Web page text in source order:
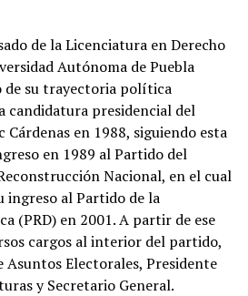
de la Licenciatura en Derecho
Autónoma de Puebla
de su trayectoria política
candidatura presidencial del
en 1988, siguiendo esta
en 1989 al Partido del
Nacional, en el cual
ingreso al Partido de la
(PRD) en 2001. A partir de ese
cargos al interior del partido,
Asuntos Electorales, Presidente
y Secretario General.